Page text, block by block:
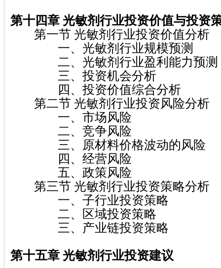
第十四章 光敏剂行业投资价值与投资
第一节 光敏剂行业投资价值分析
一、光敏剂行业规模预测
二、光敏剂行业盈利能力预测
三、投资机会分析
四、投资价值综合分析
第二节 光敏剂行业投资风险分析
一、市场风险
二、竞争风险
三、原材料价格波动的风险
四、经营风险
五、政策风险
第三节 光敏剂行业投资策略分析
一、子行业投资策略
二、区域投资策略
三、产业链投资策略
第十五章 光敏剂行业投资建议